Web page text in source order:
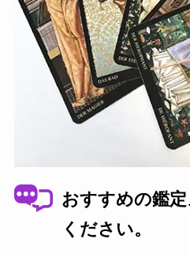
おすすめの鑑
ください。